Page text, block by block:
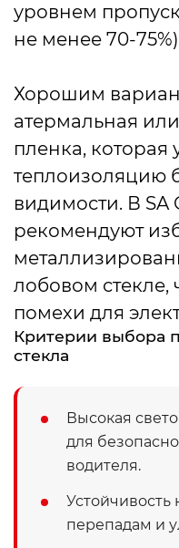
уровнем
не менее 70-
Хорошим
атермальная
пленка, которая
теплоизоляцию
видимости. В SA
рекомендуют
лобовом стекле,
помехи для
Критерии выбора
стекла
Высокая
для
водителя.
перепадам и